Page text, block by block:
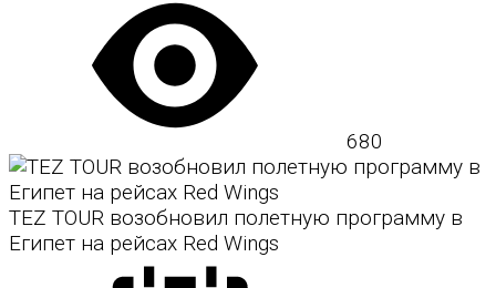
680
TEZ TOUR возобновил полетную программу в
Египет на рейсах Red Wings